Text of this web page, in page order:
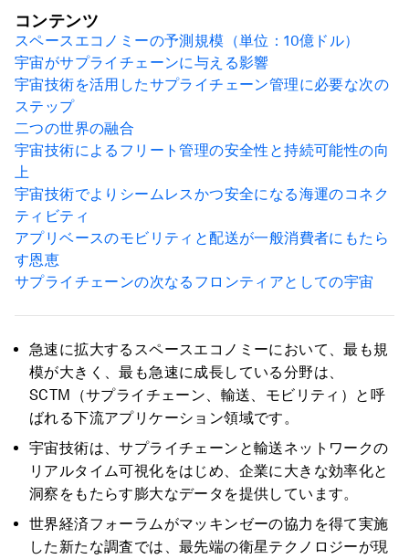
急速に拡大するスペースエコノミーにおいて、最も規
模が大きく、最も急速に成長している分野は、
SCTM（サプライチェーン、輸送、モビリティ）と呼
ばれる下流アプリケーション領域です。
宇宙技術は、サプライチェーンと輸送ネットワークの
リアルタイム可視化をはじめ、企業に大きな効率化と
洞察をもたらす膨大なデータを提供しています。
世界経済フォーラムがマッキンゼーの協力を得て実施
した新たな調査では、最先端の衛星テクノロジーが現
コンテンツ
スペースエコノミーの予測規模（単位：10億ドル）
宇宙がサプライチェーンに与える影響
宇宙技術を活用したサプライチェーン管理に必要な次の
ステップ
二つの世界の融合
宇宙技術によるフリート管理の安全性と持続可能性の向
上
宇宙技術でよりシームレスかつ安全になる海運のコネク
ティビティ
アプリベースのモビリティと配送が一般消費者にもたら
す恩恵
サプライチェーンの次なるフロンティアとしての宇宙